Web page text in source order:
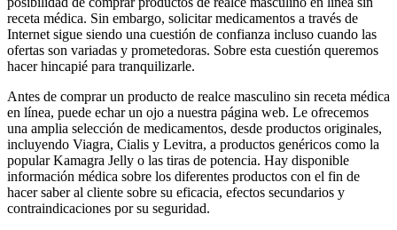
receta médica. Sin embargo, solicitar medicamentos a través de
Internet sigue siendo una cuestión de confianza incluso cuando las
ofertas son variadas y prometedoras. Sobre esta cuestión queremos
hacer hincapié para tranquilizarle.
Antes de comprar un producto de realce masculino sin receta médica
en línea, puede echar un ojo a nuestra página web. Le ofrecemos
una amplia selección de medicamentos, desde productos originales,
incluyendo Viagra, Cialis y Levitra, a productos genéricos como la
popular Kamagra Jelly o las tiras de potencia. Hay disponible
información médica sobre los diferentes productos con el fin de
hacer saber al cliente sobre su eficacia, efectos secundarios y
contraindicaciones por su seguridad.